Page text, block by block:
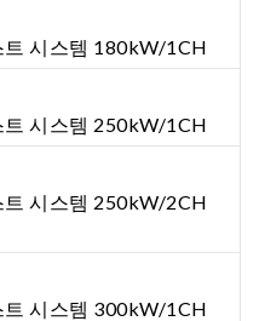
트 시스템 180kW/1CH
트 시스템 250kW/1CH
트 시스템 250kW/2CH
트 시스템 300kW/1CH